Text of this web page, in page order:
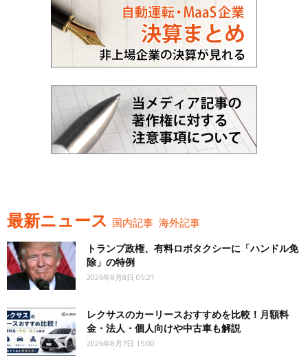
最新ニュース 国内記事 海外記事
トランプ政権、有料ロボタクシーに「ハンドル免
除」の特例
2026年8月8日 05:21
レクサスのカーリースおすすめを比較！月額料
金・法人・個人向けや中古車も解説
2026年8月7日 15:00